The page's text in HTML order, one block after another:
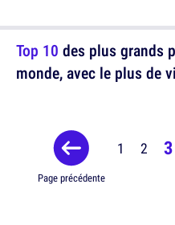
Top 10 des plus grands
monde, avec le plus de
Page précédente
1 2 3